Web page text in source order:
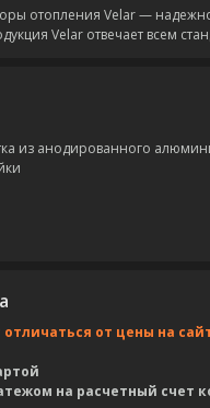
отопления Velar —
Velar отвечает всем
из анодированного
от цены на
на расчетный счет